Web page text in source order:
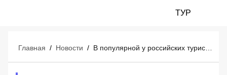
ТУРИЗМ
Главная / Новости /